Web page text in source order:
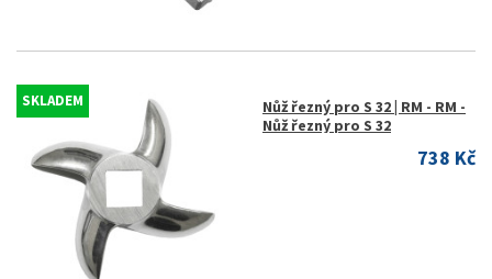
SKLADEM
Nůž řezný pro S 32 | RM - RM -
Nůž řezný pro S 32
738 Kč